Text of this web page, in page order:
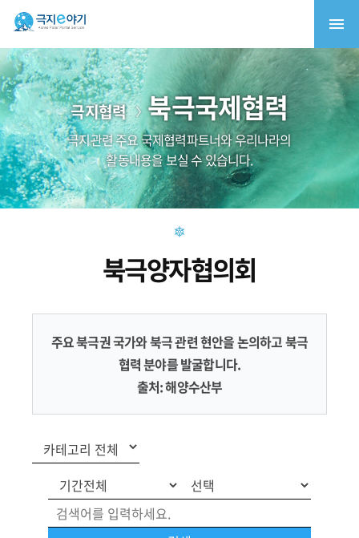
극지협력 북극국제협력
극지관련 주요 국제협력파트너와 우리나라의
활동내용을 보실 수 있습니다.
북극양자협의회
주요 북극권 국가와 북극 관련 현안을 논의하고 북극
협력 분야를 발굴합니다.
출처: 해양수산부